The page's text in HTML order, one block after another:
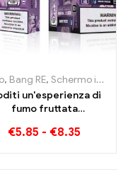
,Sigarette
, Bang RE, Schermo intelligente Bang King 15000 Soffio
un'esperienza di
fumo fruttata
Jelly Bang King Smart
€5.85 - €8.35